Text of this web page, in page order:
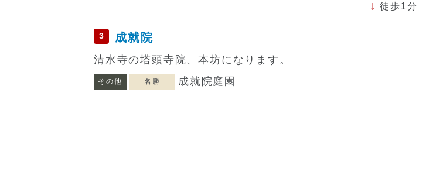
徒歩1分
3 成就院
清水寺の塔頭寺院、本坊になります。
その他 名勝 成就院庭園